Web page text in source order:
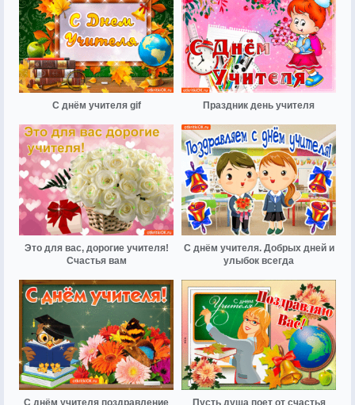
С днём учителя gif Праздник день учителя
Это для вас, дорогие учителя!
Счастья вам
С днём учителя. Добрых дней и
улыбок всегда
С днём учителя поздравление Пусть душа поет от счастья